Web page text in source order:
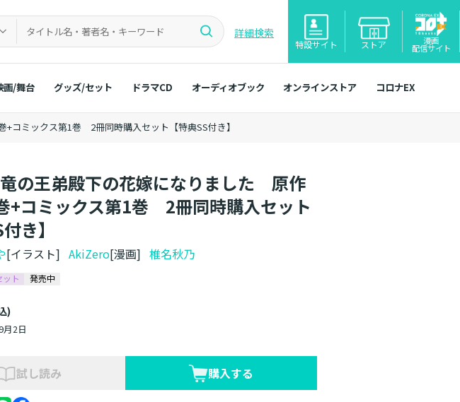
詳細検索
特設サイト ストア 漫画
配信サイト
画/舞台 グッズ/セット ドラマCD オーディオブック オンラインストア コロナEX
コミックス第1巻 2冊同時購入セット【特典SS付き】
の王弟殿下の花嫁になりました 原作
+コミックス第1巻 2冊同時購入セット
き】
[イラスト]AkiZero[漫画]椎名秋乃
ット 発売中
)
月2日
試し読み 購入する